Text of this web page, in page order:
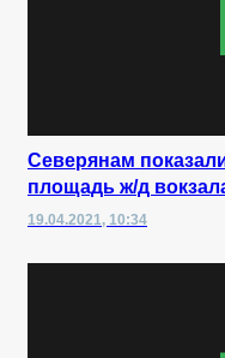
Северянам
площадь ж/д
19.04.2021, 10:34